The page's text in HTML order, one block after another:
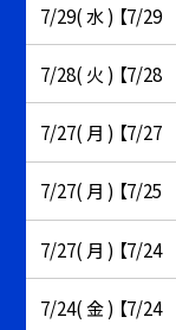
7/29( 水 ) 【7/29
7/28( 火 ) 【7/28
7/27( 月 ) 【7/27
7/27( 月 ) 【7/
7/27( 月 ) 【7/24
7/24( 金 ) 【7/24